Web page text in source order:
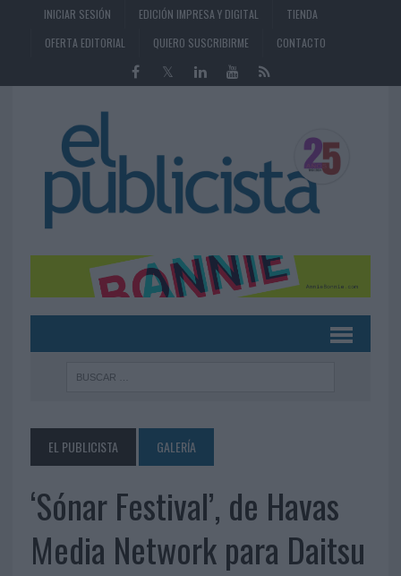
INICIAR SESIÓN EDICIÓN IMPRESA Y DIGITAL
TIENDA
OFERTA EDITORIAL
QUIERO SUSCRIBIRME CONTACTO
EL PUBLICISTA GALERÍA
‘Sónar Festival’, de Havas
Media Network para Daitsu